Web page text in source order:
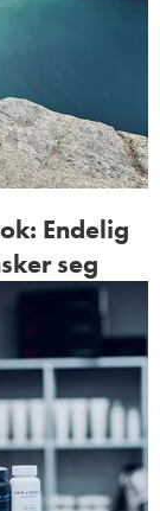
Endelig
seg